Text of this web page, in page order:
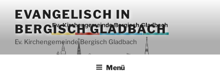
Inhalt
springen
EVANGELISCH IN
BERGISCH GLADBACH
Ev. Kirchengemeinde Bergisch Gladbach
Menü